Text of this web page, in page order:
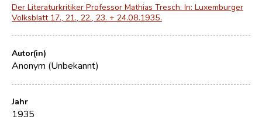
Der Literaturkritiker Professor Mathias Tresch. In: Luxemburger
Volksblatt 17., 21., 22., 23. + 24.08.1935.
Autor(in)
Anonym (Unbekannt)
Jahr
1935